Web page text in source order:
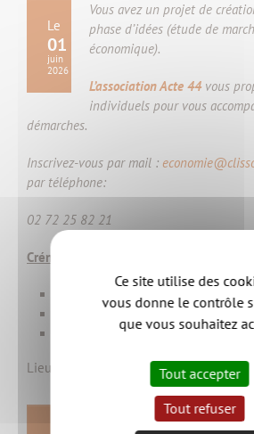
Le
01
juin
2026
Vous avez un projet de
phase d’idées (étude de
économique).
L’association Acte 44 vous
individuels pour vous
démarches.
Inscrivez-vous par mail :
par téléphone:
02 72 25 82 21
Créneau :
14H00 à 15H00
16H00 à 17H00
Lieu : L'alter éco - 11 rue des Ajoncs -
Ce site utilise des
vous donne le contrôle
que vous souhaitez
Tout accepter
Tout refuser